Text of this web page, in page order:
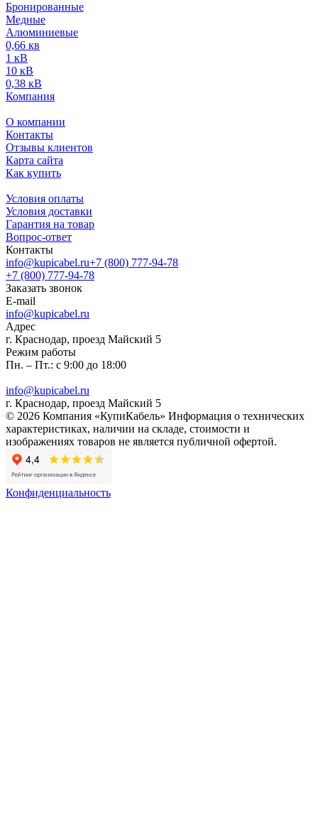
Бронированные
Медные
Алюминиевые
0,66 кв
1 кВ
10 кВ
0,38 кВ
Компания
О компании
Контакты
Отзывы клиентов
Карта сайта
Как купить
Условия оплаты
Условия доставки
Гарантия на товар
Вопрос-ответ
Контакты
info@kupicabel.ru+7 (800) 777-94-78
+7 (800) 777-94-78
Заказать звонок
E-mail
info@kupicabel.ru
Адрес
г. Краснодар, проезд Майский 5
Режим работы
Пн. – Пт.: с 9:00 до 18:00
info@kupicabel.ru
г. Краснодар, проезд Майский 5
© 2026 Компания «КупиКабель» Информация о технических
характеристиках, наличии на складе, стоимости и
изображениях товаров не является публичной офертой.
Конфиденциальность